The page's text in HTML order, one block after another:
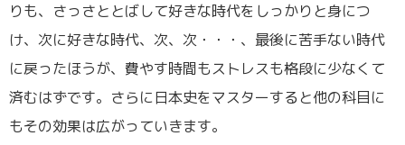
りも、さっさととばして好きな時代をしっかりと身につ
け、次に好きな時代、次、次・・・、最後に苦手ない時代
に戻ったほうが、費やす時間もストレスも格段に少なくて
済むはずです。さらに日本史をマスターすると他の科目に
もその効果は広がっていきます。